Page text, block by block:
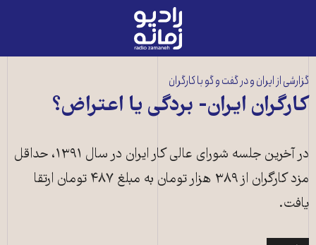
رادیو
زمانه
به
صفحه
اصلی
گزارشی از ایران و در گفت و گو با کارگران
کارگران ایران- بردگی یا اعتراض؟
در آخرین جلسه شورای عالی کار ایران در سال ۱۳۹۱، حداقل
مزد کارگران از ۳۸۹ هزار تومان به مبلغ ۴۸۷ تومان ارتقا
یافت.